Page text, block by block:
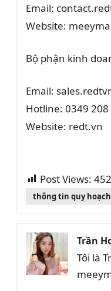
Email:
Website:
Bộ phận kinh
Email:
Hotline: 0349 208
Website: redt.vn
Post Views: 452
thông tin quy hoạch
Trần
Tôi là